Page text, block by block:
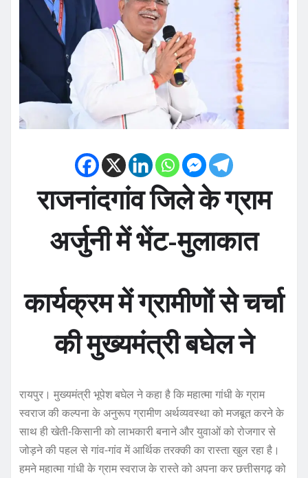
राजनांदगांव जिले के ग्राम
अर्जुनी में भेंट-मुलाकात
कार्यक्रम में ग्रामीणों से चर्चा
की मुख्यमंत्री बघेल ने
रायपुर। मुख्यमंत्री भूपेश बघेल ने कहा है कि महात्मा गांधी के ग्राम
स्वराज की कल्पना के अनुरूप ग्रामीण अर्थव्यवस्था को मजबूत करने के
साथ ही खेती-किसानी को लाभकारी बनाने और युवाओं को रोजगार से
जोड़ने की पहल से गांव-गांव में आर्थिक तरक्की का रास्ता खुल रहा है।
हमने महात्मा गांधी के ग्राम स्वराज के रास्ते को अपना कर छत्तीसगढ़ को